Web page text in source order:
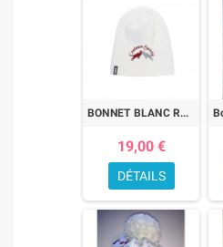
BONNET BLANC RED SAVOIE
19,00 €
DÉTAILS